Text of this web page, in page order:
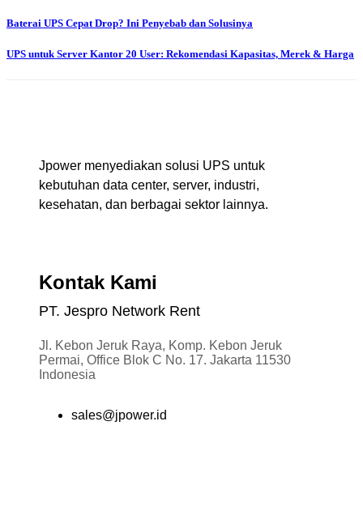
Baterai UPS Cepat Drop? Ini Penyebab dan Solusinya
UPS untuk Server Kantor 20 User: Rekomendasi Kapasitas, Merek & Harga
Jpower menyediakan solusi UPS untuk
kebutuhan data center, server, industri,
kesehatan, dan berbagai sektor lainnya.
Kontak Kami
PT. Jespro Network Rent
Jl. Kebon Jeruk Raya, Komp. Kebon Jeruk
Permai, Office Blok C No. 17. Jakarta 11530
Indonesia
sales@jpower.id